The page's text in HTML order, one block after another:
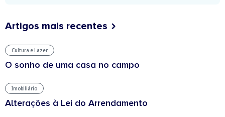
Artigos mais recentes
Cultura e Lazer
O sonho de uma casa no campo
Imobiliário
Alterações à Lei do Arrendamento